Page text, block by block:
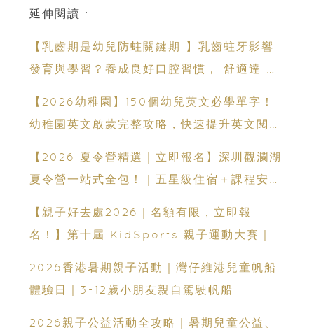
延伸閱讀 :
【乳齒期是幼兒防蛀關鍵期 】乳齒蛀牙影響
發育與學習？養成良好口腔習慣， 舒適達 強
【2026幼稚園】150個幼兒英文必學單字！
幼稚園英文啟蒙完整攻略，快速提升英文閱讀
【2026 夏令營精選｜立即報名】深圳觀瀾湖
夏令營一站式全包！｜五星級住宿＋課程安排
【親子好去處2026｜名額有限，立即報
名！】第十屆 KidSports 親子運動大賽｜
2026香港暑期親子活動｜灣仔維港兒童帆船
體驗日｜3-12歲小朋友親自駕駛帆船
2026親子公益活動全攻略｜暑期兒童公益、